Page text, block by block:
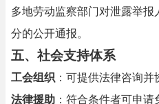
多地劳动监察部门对泄露举
分的公开通报。
五、社会支持体系
工会组织 ：可提供法律咨询并
法律援助 ：符合条件者可申请